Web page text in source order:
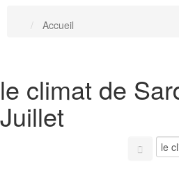
Accueil
le climat de
Juillet